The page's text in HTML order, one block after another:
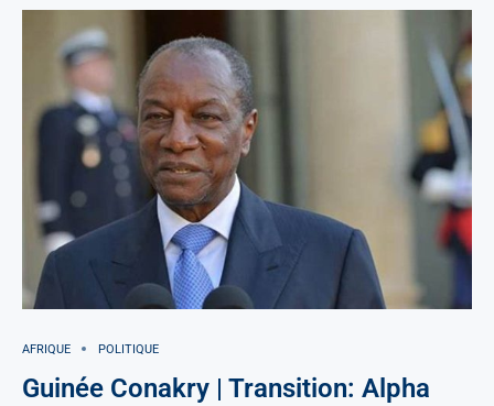
AFRIQUE POLITIQUE
Guinée Conakry | Transition: Alpha